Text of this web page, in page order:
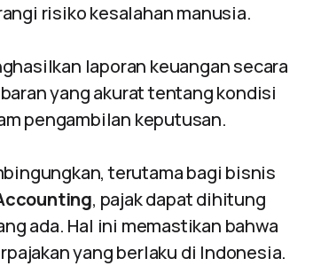
risiko kesalahan manusia.
laporan keuangan secara
yang akurat tentang kondisi
pengambilan keputusan.
terutama bagi bisnis
, pajak dapat dihitung
ada. Hal ini memastikan bahwa
yang berlaku di Indonesia.